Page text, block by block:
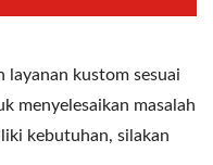
layanan kustom sesuai
menyelesaikan masalah
kebutuhan, silakan